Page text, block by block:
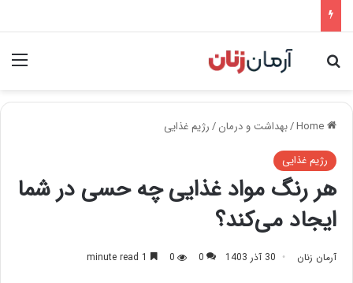
Search for
/بهداشت و درمان/رژیم غذایی
رژیم غذایی
هر رنگ مواد غذایی چه حسی در شما
ایجاد می‌کند؟
آرمان زنان 30 آذر 1403 0
0